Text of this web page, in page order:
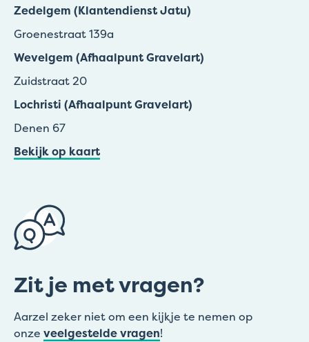
Zedelgem (Klantendienst Jatu)
Groenestraat 139a
Wevelgem (Afhaalpunt Gravelart)
Zuidstraat 20
Lochristi (Afhaalpunt Gravelart)
Denen 67
Bekijk op kaart
Zit je met vragen?
Aarzel zeker niet om een kijkje te nemen op
onze veelgestelde vragen!